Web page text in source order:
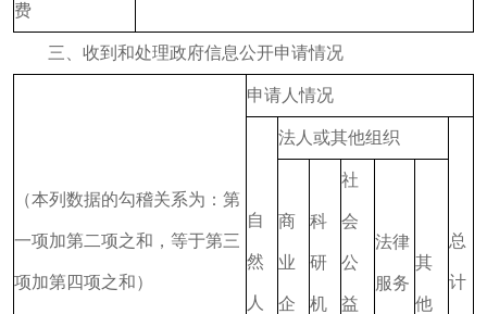
费
三、收到和处理政府信息公开申请情况
（本列数据的勾稽关系为：第
一项加第二项之和，等于第三
项加第四项之和）
申请人情况
自
然
人
法人或其他组织
总
计
商
业
企
科
研
机
社
会
公
益
法律
服务
其
他